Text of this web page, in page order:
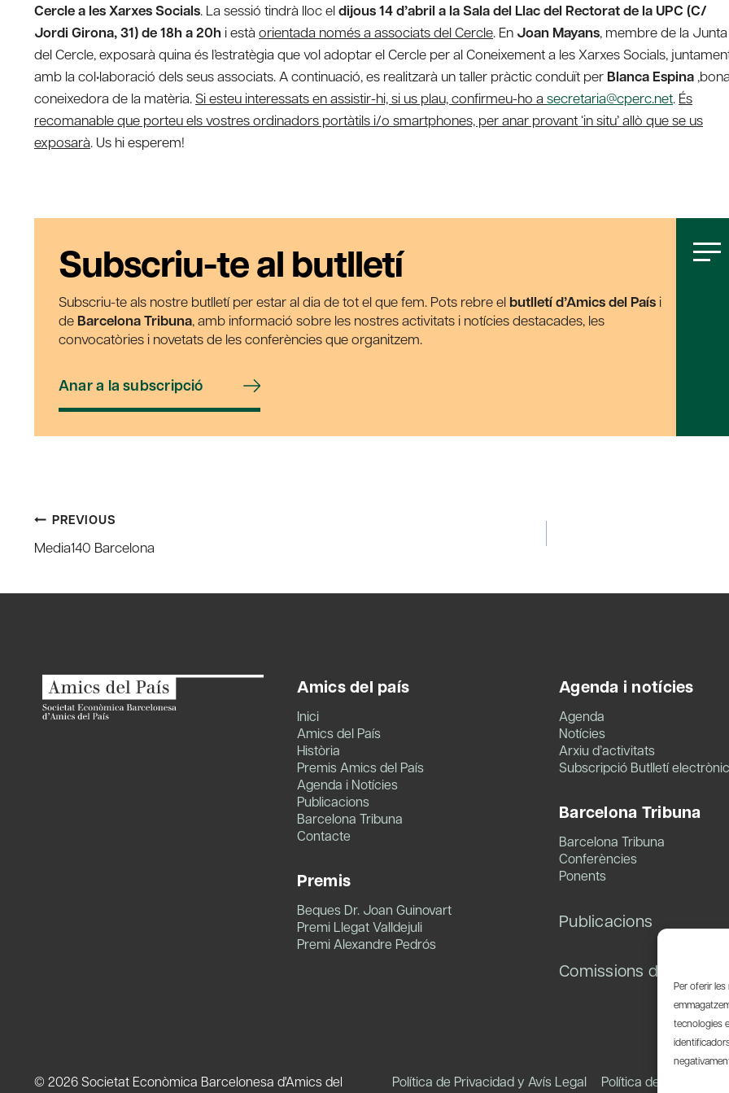
Per oferir
tecnologies
Cercle a les Xarxes Socials. La sessió tindrà lloc eldijous 14 d’abril a la Sala del Llac del Rectorat de la UPC (C/
Jordi Girona, 31) de 18h a 20h i està orientada només a associats del Cercle. En Joan Mayans, membre de la Junta
del Cercle, exposarà quina és l’estratègia que vol adoptar el Cercle per al Coneixement a les Xarxes Socials,
amb la col•laboració dels seus associats. A continuació, es realitzarà un taller pràctic conduït per Blanca Espina
coneixedora de la matèria.Si esteu interessats en assistir-hi, si us plau, confirmeu-ho a secretaria@cperc.net. És
recomanable que porteu els vostres ordinadors portàtils i/o smartphones, per anar provant ‘in situ’ allò que se us
exposarà. Us hi esperem!
Subscriu-te al butlletí
Subscriu-te als nostre butlletí per estar al dia de tot el que fem. Pots rebre el butlletí d’Amics del País i
de Barcelona Tribuna, amb informació sobre les nostres activitats i notícies destacades, les
convocatòries i novetats de les conferències que organitzem.
Anar a la subscripció
Post
navigation
PREVIOUS
Media140 Barcelona
Amics del país
Inici
Amics del País
Història
Premis Amics del País
Agenda i Notícies
Publicacions
Barcelona Tribuna
Contacte
Premis
Beques Dr. Joan Guinovart
Premi Llegat Valldejuli
Premi Alexandre Pedrós
Agenda i notícies
Agenda
Notícies
Arxiu d’activitats
Subscripció Butlletí electrònic
Barcelona Tribuna
Barcelona Tribuna
Conferències
Ponents
Publicacions
Comissions de treball
© 2026 Societat Econòmica Barcelonesa d'Amics del
Política de Privacidad y Avís Legal Política de Cookies